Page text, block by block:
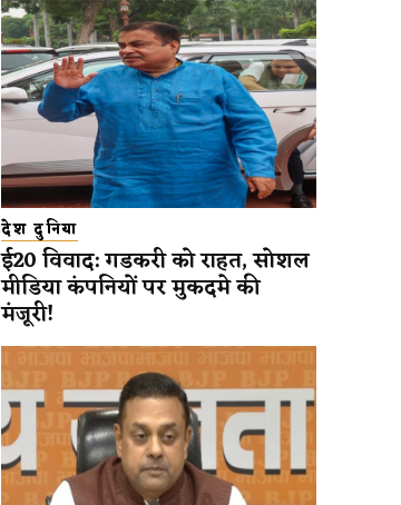
देश दुनिया
ई20 विवाद: गडकरी को राहत, सोशल
मीडिया कंपनियों पर मुकदमे की
मंजूरी!